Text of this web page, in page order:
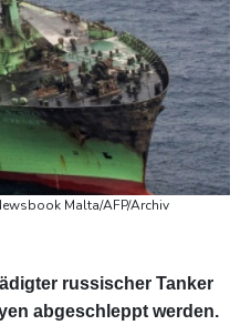
Malta/AFP/Archiv
russischer Tanker
abgeschleppt werden.